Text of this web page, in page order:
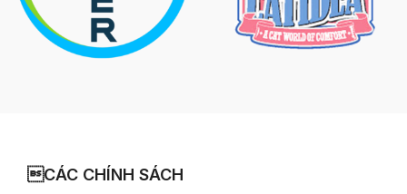
CÁC CHÍNH SÁCH